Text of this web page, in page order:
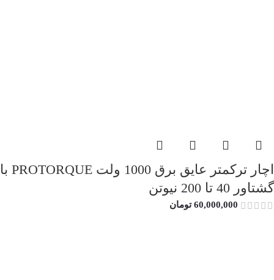
اچار ترکمتر عایق برق 1000 ولت PROTORQUE با
گشتاور 40 تا 200 نیوتن
60,000,000 تومان